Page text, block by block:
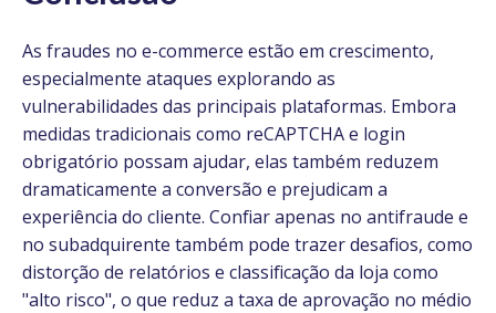
As fraudes no e-commerce estão em crescimento,
especialmente ataques explorando as
vulnerabilidades das principais plataformas. Embora
medidas tradicionais como reCAPTCHA e login
obrigatório possam ajudar, elas também reduzem
dramaticamente a conversão e prejudicam a
experiência do cliente. Confiar apenas no antifraude e
no subadquirente também pode trazer desafios, como
distorção de relatórios e classificação da loja como
"alto risco", o que reduz a taxa de aprovação no médio